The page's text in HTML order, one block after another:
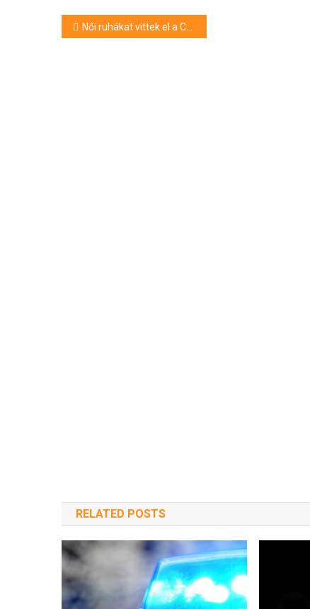
Bejegyzés
Női ruhákat vittek el a Csapó utcáról
RELATED POSTS